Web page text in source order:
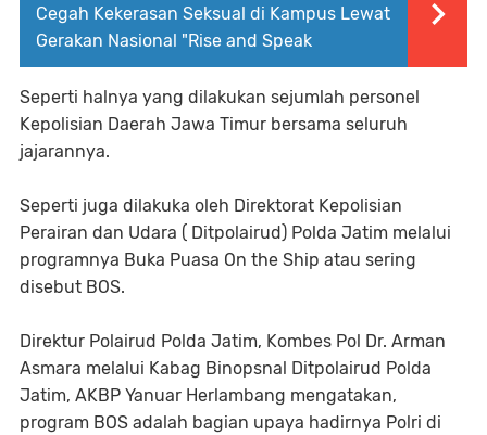
Cegah Kekerasan Seksual di Kampus Lewat
Gerakan Nasional "Rise and Speak
Seperti halnya yang dilakukan sejumlah personel
Kepolisian Daerah Jawa Timur bersama seluruh
jajarannya.
Seperti juga dilakuka oleh Direktorat Kepolisian
Perairan dan Udara ( Ditpolairud) Polda Jatim melalui
programnya Buka Puasa On the Ship atau sering
disebut BOS.
Direktur Polairud Polda Jatim, Kombes Pol Dr. Arman
Asmara melalui Kabag Binopsnal Ditpolairud Polda
Jatim, AKBP Yanuar Herlambang mengatakan,
program BOS adalah bagian upaya hadirnya Polri di